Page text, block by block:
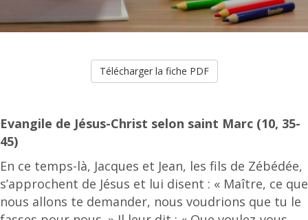
Télécharger la fiche PDF
Evangile de Jésus-Christ selon saint Marc (10, 35-
45)
En ce temps-là, Jacques et Jean, les fils de Zébédée,
s’approchent de Jésus et lui disent : « Maître, ce que
nous allons te demander, nous voudrions que tu le